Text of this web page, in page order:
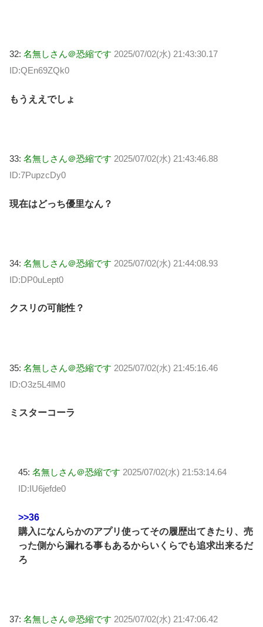
32: 名無しさん＠恐縮です 2025/07/02(水) 21:43:30.17
ID:QEn69ZQk0
もうええでしょ
33: 名無しさん＠恐縮です 2025/07/02(水) 21:43:46.88
ID:7PupzcDy0
現在はどっち優里なん？
34: 名無しさん＠恐縮です 2025/07/02(水) 21:44:08.93
ID:DP0uLept0
クスリの可能性？
35: 名無しさん＠恐縮です 2025/07/02(水) 21:45:16.46
ID:O3z5L4lM0
ミスターコーラ
45: 名無しさん＠恐縮です 2025/07/02(水) 21:53:14.64
ID:IU6jefde0
>>36
購入になんらかのアプリ使ってその履歴出てきたり、売
った側から漏れる事もあるからいくらでも追求出来るだ
ろ
37: 名無しさん＠恐縮です 2025/07/02(水) 21:47:06.42